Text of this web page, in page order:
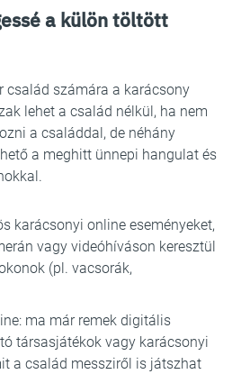
a külön töltött
család számára a karácsony
lehet a család nélkül, ha nem
a családdal, de néhány
a meghitt ünnepi hangulat és
karácsonyi online eseményeket,
vagy videóhíváson keresztül
(pl. vacsorák,
ma már remek digitális
társasjátékok vagy karácsonyi
a család messziről is játszhat